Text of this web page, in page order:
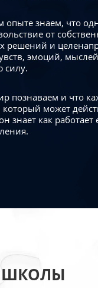
опыте знаем, что
от
решений и
эмоций,
силу.
познаваем и что
может
знает как
ШКОЛЫ